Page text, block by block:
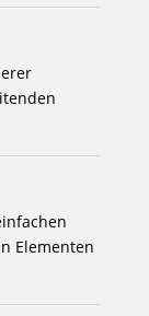
Elementen